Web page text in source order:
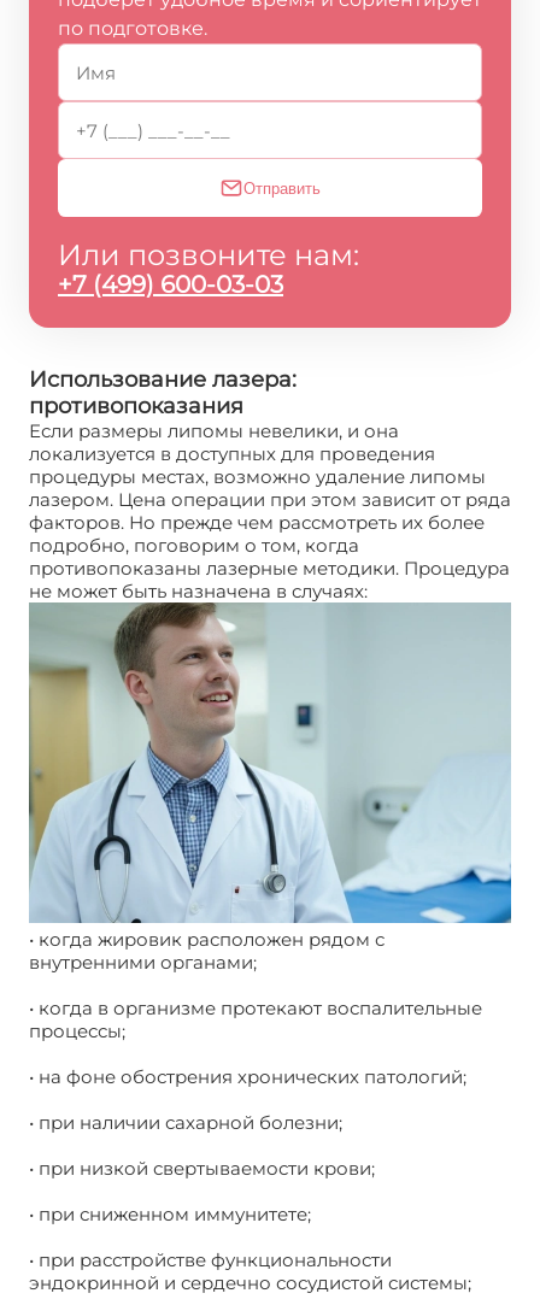
по подготовке.
Отправить
Или позвоните нам:
+7 (499) 600-03-03
Использование лазера:
противопоказания
Если размеры липомы невелики, и она
локализуется в доступных для проведения
процедуры местах, возможно удаление липомы
лазером. Цена операции при этом зависит от ряда
факторов. Но прежде чем рассмотреть их более
подробно, поговорим о том, когда
противопоказаны лазерные методики. Процедура
не может быть назначена в случаях:
• когда жировик расположен рядом с
внутренними органами;
• когда в организме протекают воспалительные
процессы;
• на фоне обострения хронических патологий;
• при наличии сахарной болезни;
• при низкой свертываемости крови;
• при сниженном иммунитете;
• при расстройстве функциональности
эндокринной и сердечно сосудистой системы;